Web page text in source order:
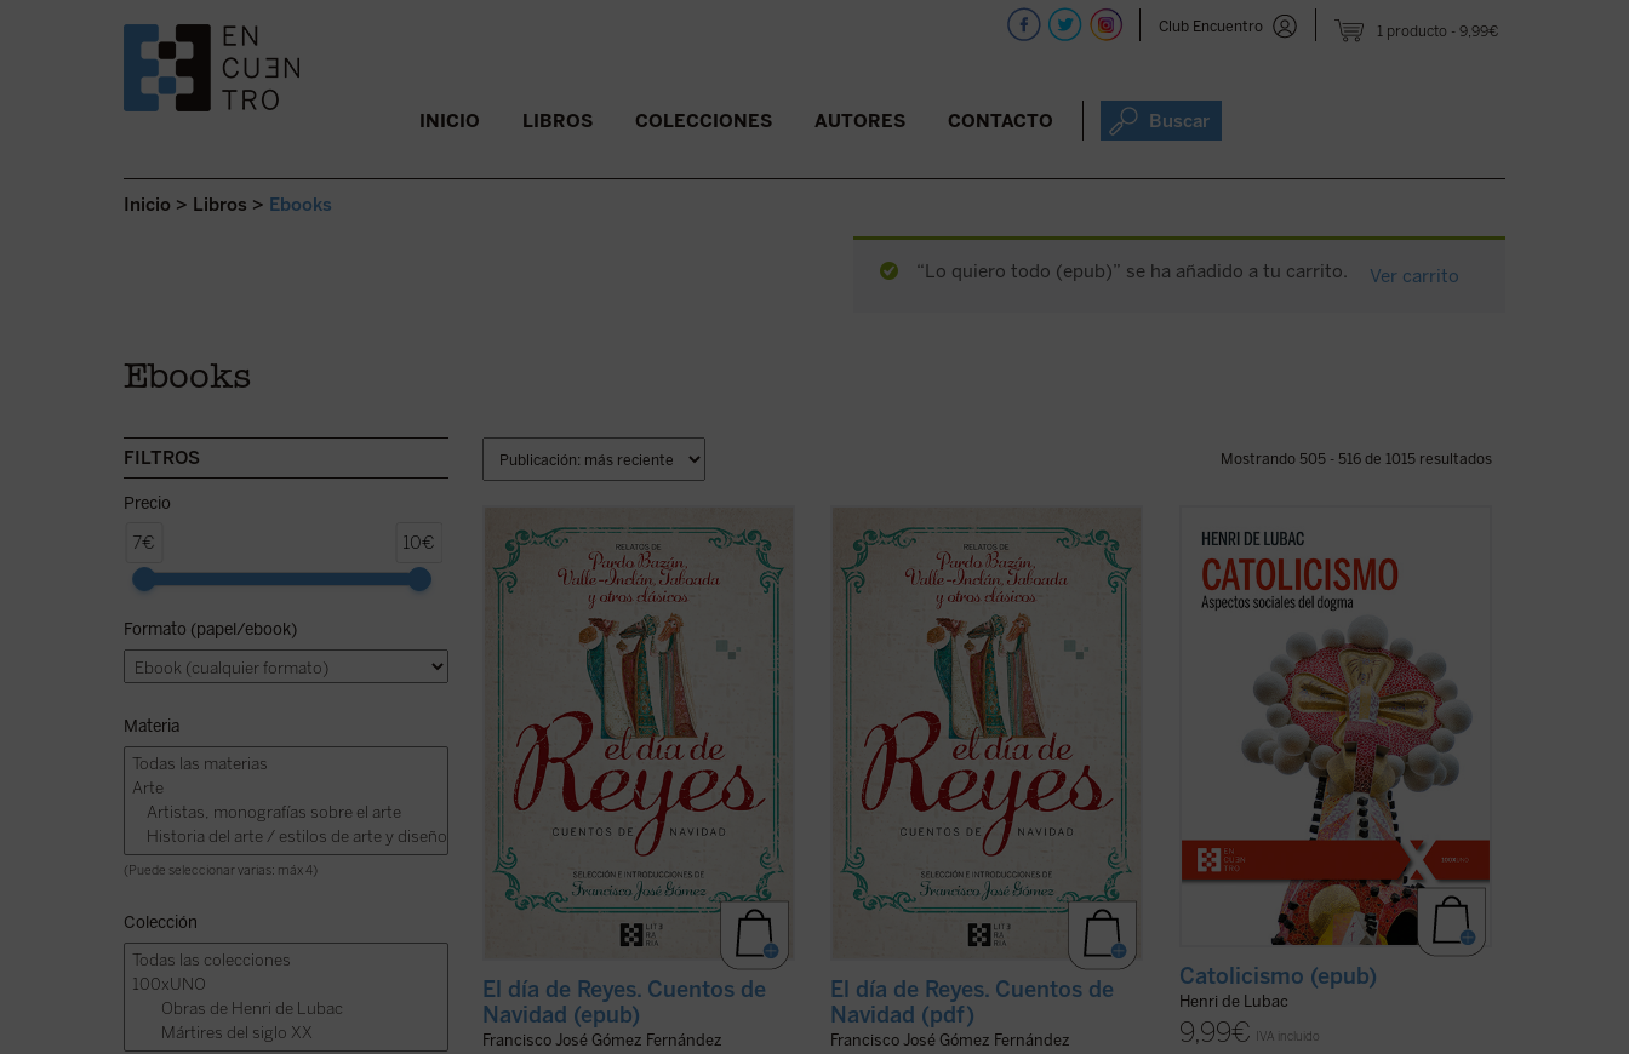
1 producto 9,99€
Club Encuentro
SALTAR AL CONTENIDO. INICIO LIBROS COLECCIONES AUTORES CONTACTO Buscar
Inicio > Libros > Ebooks
“Lo quiero todo (epub)” se ha añadido a tu carrito. Ver carrito
Ebooks
FILTROS
Precio
7€ 10€
Formato (papel/ebook)
Materia
(Puede seleccionar varias: máx 4)
Colección
Mostrando 505 - 516 de 1015 resultados
En la selección de relatos que aquí se
ofrece, algunos de los mejores de
nuestra literatura han narrado con
maestría la realidad de la España de su
tiempo, pero también la misericordia y la
esperanza propias de la celebración de la
de ...
(ver ficha)
El día de Reyes. Cuentos de
Navidad (epub)
Francisco José Gómez Fernández
En la selección de relatos que aquí se
ofrece, algunos de los mejores de
nuestra literatura han narrado con
maestría la realidad de la España de su
tiempo, pero también la misericordia y la
esperanza propias de la celebración de la
de ...
(ver ficha)
El día de Reyes. Cuentos de
Navidad (pdf)
Francisco José Gómez Fernández
En este gran clásico, de carácter
programático, del padre De Lubac se
perfilan los dos rasgos esenciales de la
realidadcatólica. Por un lado, la
universal como acontecimiento salvífico
(ver ficha)
Catolicismo (epub)
Henri de Lubac
9,99€ IVA incluido